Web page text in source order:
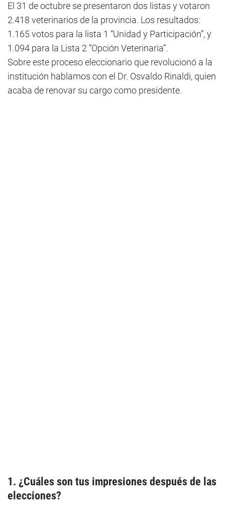
El 31 de octubre se presentaron dos listas y votaron
2.418 veterinarios de la provincia. Los resultados:
1.165 votos para la lista 1 “Unidad y Participación”, y
1.094 para la Lista 2 “Opción Veterinaria”.
Sobre este proceso eleccionario que revolucionó a la
institución hablamos con el Dr. Osvaldo Rinaldi, quien
acaba de renovar su cargo como presidente.
1. ¿Cuáles son tus impresiones después de las
elecciones?